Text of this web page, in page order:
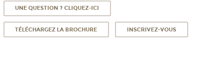
UNE QUESTION ? CLIQUEZ-ICI
TÉLÉCHARGEZ LA BROCHURE INSCRIVEZ-VOUS